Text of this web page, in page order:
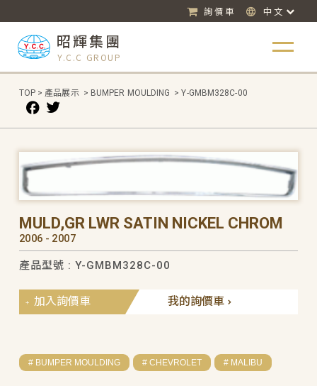
詢價車 中文
昭輝集團
Y.C.C GROUP
TOP > 產品展示 > BUMPER MOULDING > Y-GMBM328C-00
MULD,GR LWR SATIN NICKEL CHROM
2006 - 2007
產品型號 : Y-GMBM328C-00
我的詢價車
加入詢價車
# BUMPER MOULDING # CHEVROLET # MALIBU